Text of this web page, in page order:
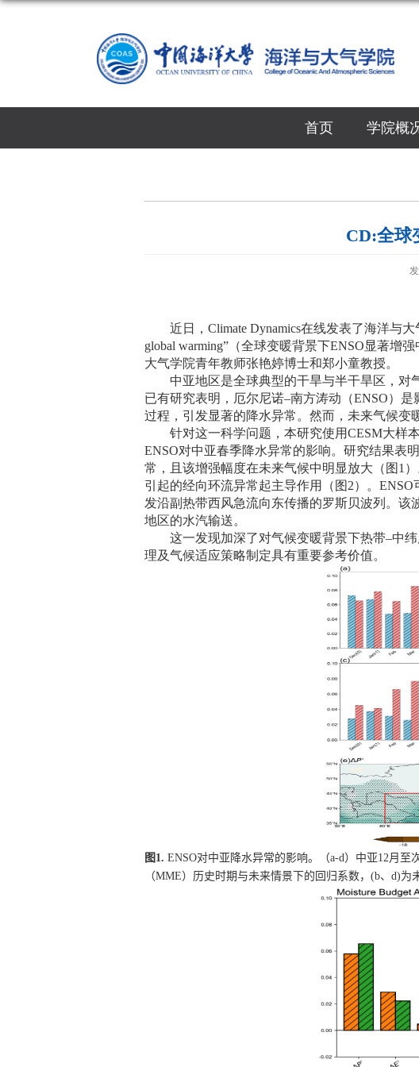
首页 学院概
CD:全球
近日， Climate Dynamics在线发表了海洋与大
global warming” （全球变暖背景下ENSO显著增
大气学院青年教师张艳婷博士和郑小童教授。
中亚地区是全球典型的干旱与半干旱区，对
已有研究表明，厄尔尼诺–南方涛动（ENSO）是
过程，引发显著的降水异常。然而，未来气候变
针对这一科学问题，本研究使用CESM大样
ENSO对中亚春季降水异常的影响。研究结果表
常，且该增强幅度在未来气候中明显放大（图 1
引起的经向环流异常起主导作用（图 2）。 ENSO
发沿副热带西风急流向东传播的罗斯贝波列。
地区的水汽输送。
这一发现加深了对气候变暖背景下热带–中
理及气候适应策略制定具有重要参考价值。
图 1. ENSO对中亚降水异常的影响。（a-d）中亚12月至
（MME）历史时期与未来情景下的回归系数， (b、 d)为